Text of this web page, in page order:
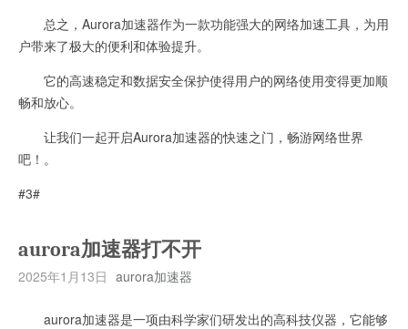
总之，Aurora加速器作为一款功能强大的网络加速工具，为用
户带来了极大的便利和体验提升。
它的高速稳定和数据安全保护使得用户的网络使用变得更加顺
畅和放心。
让我们一起开启Aurora加速器的快速之门，畅游网络世界
吧！。
#3#
aurora加速器打不开
2025年1月13日 aurora加速器
aurora加速器是一项由科学家们研发出的高科技仪器，它能够